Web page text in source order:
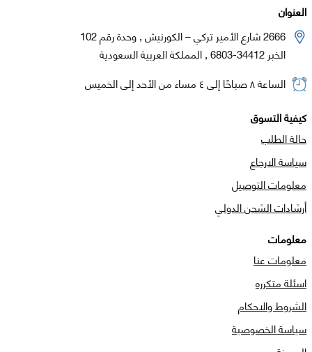
العنوان
2666 شارع الأمير تركي – الكورنيش , وحدة رقم 102
الخبر 34412-6803 , المملكة العربية السعودية
الساعة ٨ صباحًا إلى ٤ مساء من الأحد إلى الخميس
كيفية التسوق
حالة الطلب
سياسة الارجاع
معلومات التوصيل
أرشادات الشحن الدولي
معلومات
معلومات عنا
اسئلة متكرره
الشروط والاحكام
سياسة الخصوصية